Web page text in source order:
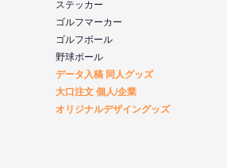
ステッカー
ゴルフマーカー
ゴルフボール
野球ボール
データ入稿 同人グッズ
大口注文 個人/企業
オリジナルデザイングッズ